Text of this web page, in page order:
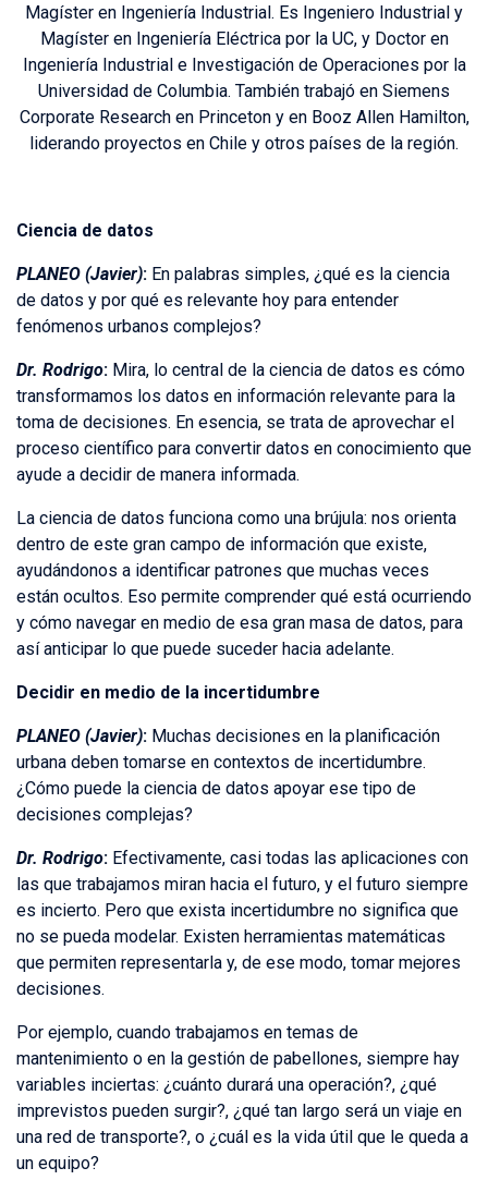
Magíster en Ingeniería Industrial. Es Ingeniero Industrial y
Magíster en Ingeniería Eléctrica por la UC, y Doctor en
Ingeniería Industrial e Investigación de Operaciones por la
Universidad de Columbia. También trabajó en Siemens
Corporate Research en Princeton y en Booz Allen Hamilton,
liderando proyectos en Chile y otros países de la región.
Ciencia de datos
PLANEO (Javier): En palabras simples, ¿qué es la ciencia
de datos y por qué es relevante hoy para entender
fenómenos urbanos complejos?
Dr. Rodrigo: Mira, lo central de la ciencia de datos es cómo
transformamos los datos en información relevante para la
toma de decisiones. En esencia, se trata de aprovechar el
proceso científico para convertir datos en conocimiento que
ayude a decidir de manera informada.
La ciencia de datos funciona como una brújula: nos orienta
dentro de este gran campo de información que existe,
ayudándonos a identificar patrones que muchas veces
están ocultos. Eso permite comprender qué está ocurriendo
y cómo navegar en medio de esa gran masa de datos, para
así anticipar lo que puede suceder hacia adelante.
Decidir en medio de la incertidumbre
PLANEO (Javier): Muchas decisiones en la planificación
urbana deben tomarse en contextos de incertidumbre.
¿Cómo puede la ciencia de datos apoyar ese tipo de
decisiones complejas?
Dr. Rodrigo: Efectivamente, casi todas las aplicaciones con
las que trabajamos miran hacia el futuro, y el futuro siempre
es incierto. Pero que exista incertidumbre no significa que
no se pueda modelar. Existen herramientas matemáticas
que permiten representarla y, de ese modo, tomar mejores
decisiones.
Por ejemplo, cuando trabajamos en temas de
mantenimiento o en la gestión de pabellones, siempre hay
variables inciertas: ¿cuánto durará una operación?, ¿qué
imprevistos pueden surgir?, ¿qué tan largo será un viaje en
una red de transporte?, o ¿cuál es la vida útil que le queda a
un equipo?